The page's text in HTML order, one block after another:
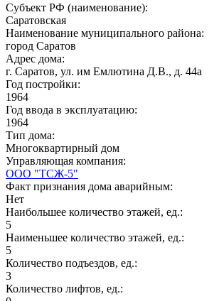
Субъект РФ (наименование):
Саратовская
Наименование муниципального района:
город Саратов
Адрес дома:
г. Саратов, ул. им Емлютина Д.В., д. 44а
Год постройки:
1964
Год ввода в эксплуатацию:
1964
Тип дома:
Многоквартирный дом
Управляющая компания:
ООО "ТСЖ-5"
Факт признания дома аварийным:
Нет
Наибольшее количество этажей, ед.:
5
Наименьшее количество этажей, ед.:
5
Количество подъездов, ед.:
3
Количество лифтов, ед.: